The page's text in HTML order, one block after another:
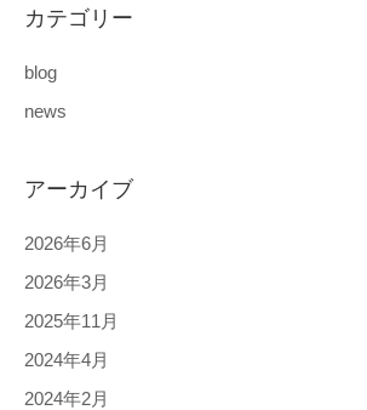
カテゴリー
blog
news
アーカイブ
2026年6月
2026年3月
2025年11月
2024年4月
2024年2月